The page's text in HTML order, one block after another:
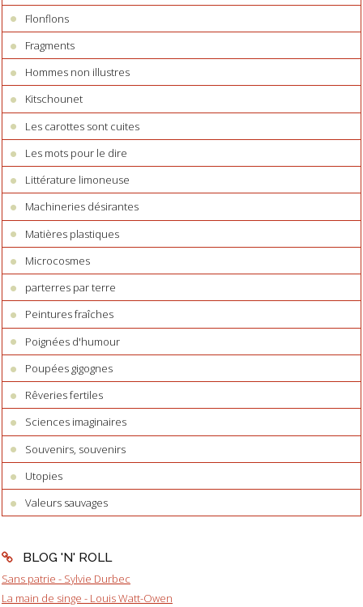
Flonflons
Fragments
Hommes non illustres
Kitschounet
Les carottes sont cuites
Les mots pour le dire
Littérature limoneuse
Machineries désirantes
Matières plastiques
Microcosmes
parterres par terre
Peintures fraîches
Poignées d'humour
Poupées gigognes
Rêveries fertiles
Sciences imaginaires
Souvenirs, souvenirs
Utopies
Valeurs sauvages
BLOG 'N' ROLL
Sans patrie - Sylvie Durbec
La main de singe - Louis Watt-Owen